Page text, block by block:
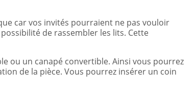
car vos invités pourraient ne pas vouloir
de rassembler les lits. Cette
ou un canapé convertible. Ainsi vous pourrez
de la pièce. Vous pourrez insérer un coin